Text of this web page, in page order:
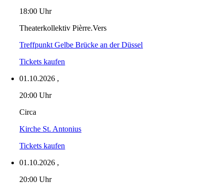
18:00 Uhr
Theaterkollektiv Pièrre.Vers
Treffpunkt Gelbe Brücke an der Düssel
Tickets kaufen
01.10.2026 ,
20:00 Uhr
Circa
Kirche St. Antonius
Tickets kaufen
01.10.2026 ,
20:00 Uhr